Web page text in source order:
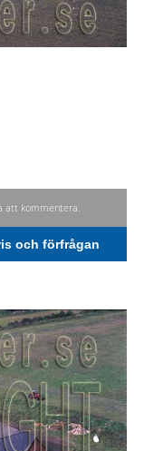
att kommentera.
och förfrågan